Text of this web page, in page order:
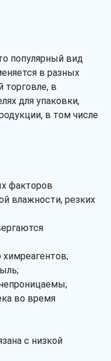
популярный вид
в разных
торговле, в
для упаковки,
в том числе
факторов
влажности, резких
во время
с низкой